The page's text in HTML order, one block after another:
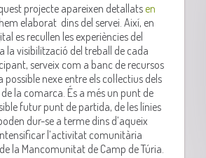
projecte apareixen detallatsen
elaborat dins del servei. Així, en
es recullen les experiències del
la visibilització del treball de cada
serveix com a banc de recursos
nexe entre els col·lectius dels
la comarca. És a més un punt de
futur punt de partida, de les línies
dur-se a terme dins d’aqueix
l’activitat comunitària
la Mancomunitat de Camp de Túria.